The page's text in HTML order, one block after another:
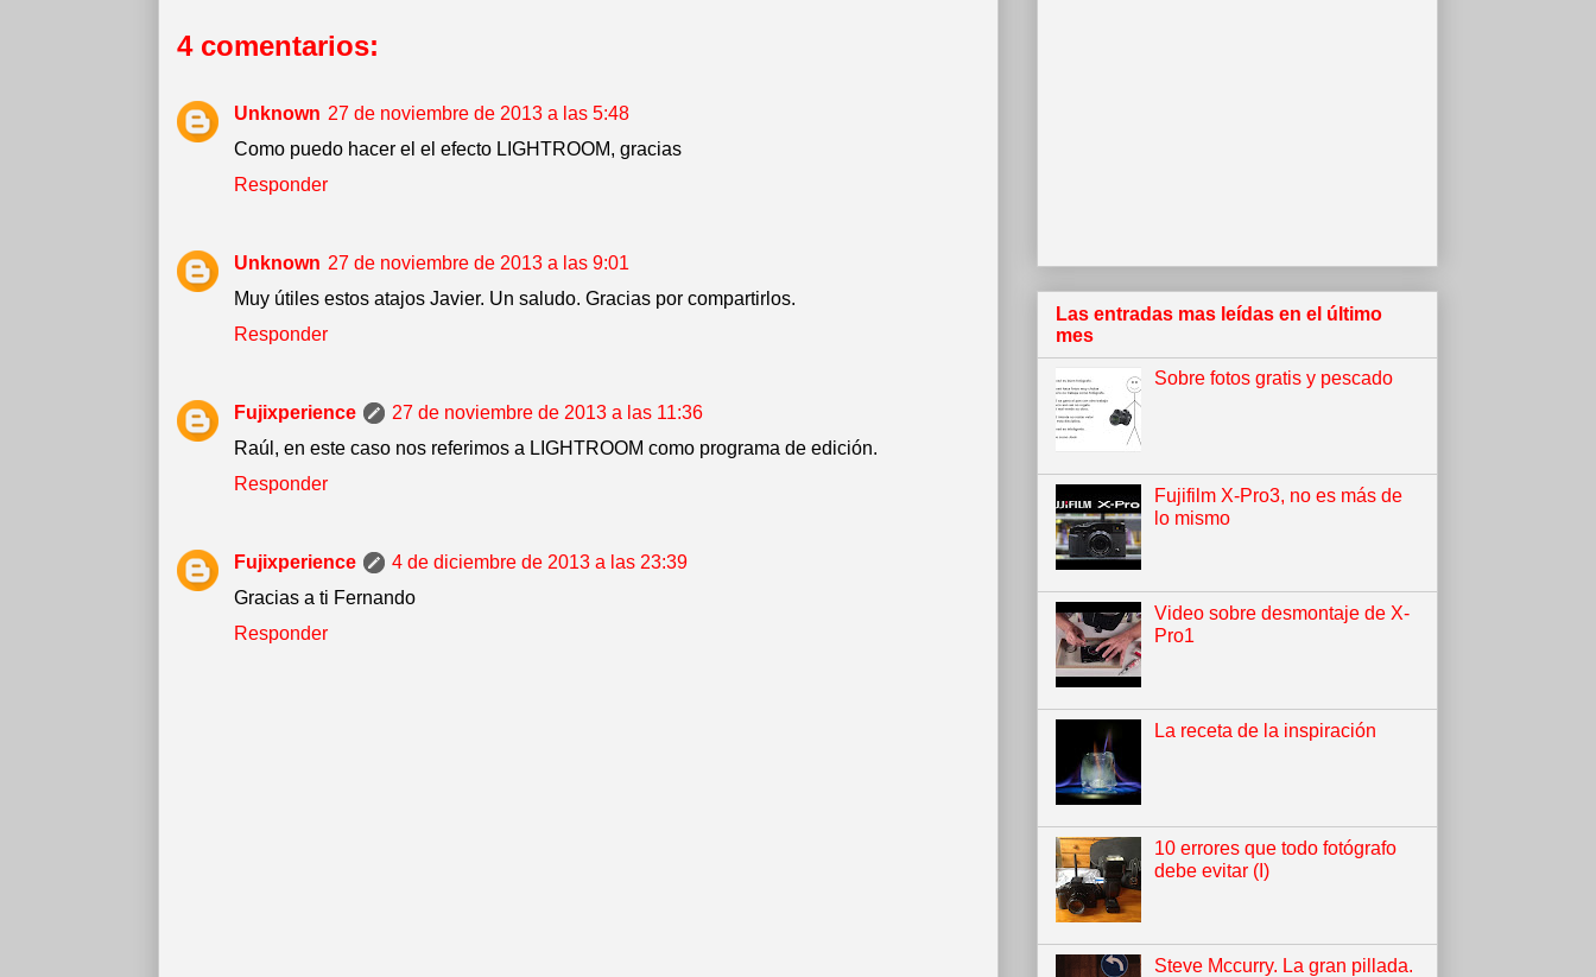
4 comentarios:
Unknown 27 de noviembre de 2013 a las 5:48
Como puedo hacer el el efecto LIGHTROOM, gracias
Responder
Unknown 27 de noviembre de 2013 a las 9:01
Muy útiles estos atajos Javier. Un saludo. Gracias por compartirlos.
Responder
Fujixperience
27 de noviembre de 2013 a las 11:36
Raúl, en este caso nos referimos a LIGHTROOM como programa de edición.
Responder
Fujixperience
4 de diciembre de 2013 a las 23:39
Gracias a ti Fernando
Responder
Las entradas mas leídas en el último
mes
Sobre fotos gratis y pescado
Fujifilm X-Pro3, no es más de
lo mismo
Video sobre desmontaje de X-
Pro1
La receta de la inspiración
10 errores que todo fotógrafo
debe evitar (I)
Steve Mccurry. La gran pillada.